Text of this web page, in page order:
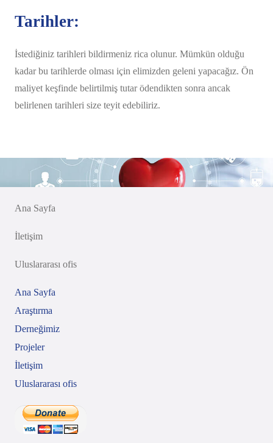
Tarihler:
İstediğiniz tarihleri bildirmeniz rica olunur. Mümkün olduğu
kadar bu tarihlerde olması için elimizden geleni yapacağız. Ön
maliyet keşfinde belirtilmiş tutar ödendikten sonra ancak
belirlenen tarihleri size teyit edebiliriz.
Ana Sayfa
İletişim
Uluslararası ofis
Ana Sayfa
Araştırma
Derneğimiz
Projeler
İletişim
Uluslararası ofis